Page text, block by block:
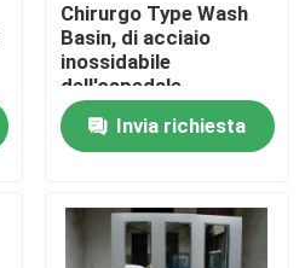
Chirurgo Type Wash
Basin, di acciaio
inossidabile
dell'ospedale
lavandino del lavaggio
della mano operato
ginocchio
Invia richiesta